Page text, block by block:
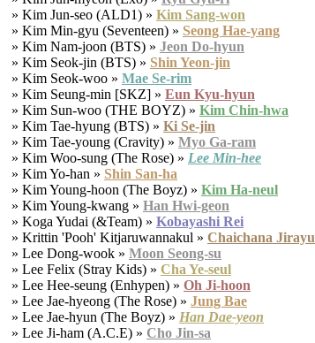
» Kim Jun-seo (ALD1) » Kim Sang-won
» Kim Min-gyu (Seventeen) » Seong Hae-yang
» Kim Nam-joon (BTS) » Jeon Do-hyun
» Kim Seok-jin (BTS) » Shin Yeon-jin
» Kim Seok-woo » Mae Se-rim
» Kim Seung-min [SKZ] » Eun Kyu-hyun
» Kim Sun-woo (THE BOYZ) » Kim Chin-hwa
» Kim Tae-hyung (BTS) » Ki Se-jin
» Kim Tae-young (Cravity) » Myo Ga-ram
» Kim Woo-sung (The Rose) » Lee Min-hee
» Kim Yo-han » Shin San-ha
» Kim Young-hoon (The Boyz) » Kim Ha-neul
» Kim Young-kwang » Han Hwi-geon
» Koga Yudai (&Team) » Kobayashi Rei
» Krittin 'Pooh' Kitjaruwannakul » Chaichana Jirayu
» Lee Dong-wook » Moon Seong-su
» Lee Felix (Stray Kids) » Cha Ye-seul
» Lee Hee-seung (Enhypen) » Oh Ji-hoon
» Lee Jae-hyeong (The Rose) » Jung Bae
» Lee Jae-hyun (The Boyz) » Han Dae-yeon
» Lee Ji-ham (A.C.E) » Cho Jin-sa